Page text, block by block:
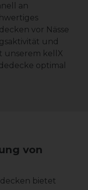
an
vor Nässe
und
unserem kellX
optimal
von
bietet